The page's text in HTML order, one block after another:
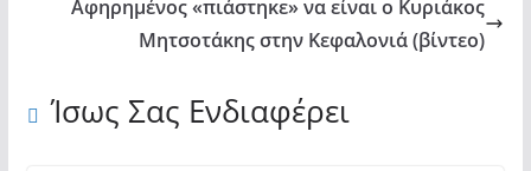
Αφηρημένος «πιάστηκε» να είναι ο Κυριάκος
Μητσοτάκης στην Κεφαλονιά (βίντεο)
Ίσως Σας Ενδιαφέρει